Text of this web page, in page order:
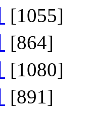
[1055]
[864]
[1080]
[891]